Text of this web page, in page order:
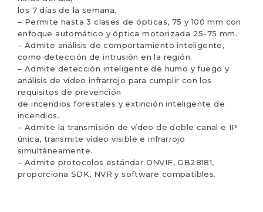
los 7 días de la semana.
– Permite hasta 3 clases de ópticas, 75 y 100 mm con
enfoque automático y óptica motorizada 25-75 mm.
– Admite análisis de comportamiento inteligente,
como detección de intrusión en la región.
– Admite detección inteligente de humo y fuego y
análisis de vídeo infrarrojo para cumplir con los
requisitos de prevención
de incendios forestales y extinción inteligente de
incendios.
– Admite la transmisión de vídeo de doble canal e IP
única, transmite vídeo visible e infrarrojo
simultáneamente.
– Admite protocolos estándar ONVIF, GB28181,
proporciona SDK, NVR y software compatibles.